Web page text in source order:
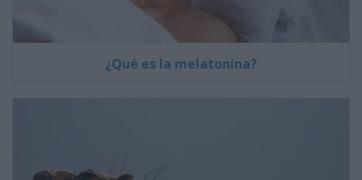
¿Qué es la melatonina?